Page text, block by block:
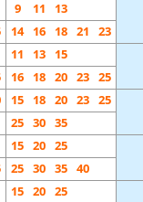
9 11
13
14 16 18 21 23
11 13
15
16 18 20 23 25
15 18 20 23 25
25 30 35
15 20 25
25 30 35 40
15 20 25